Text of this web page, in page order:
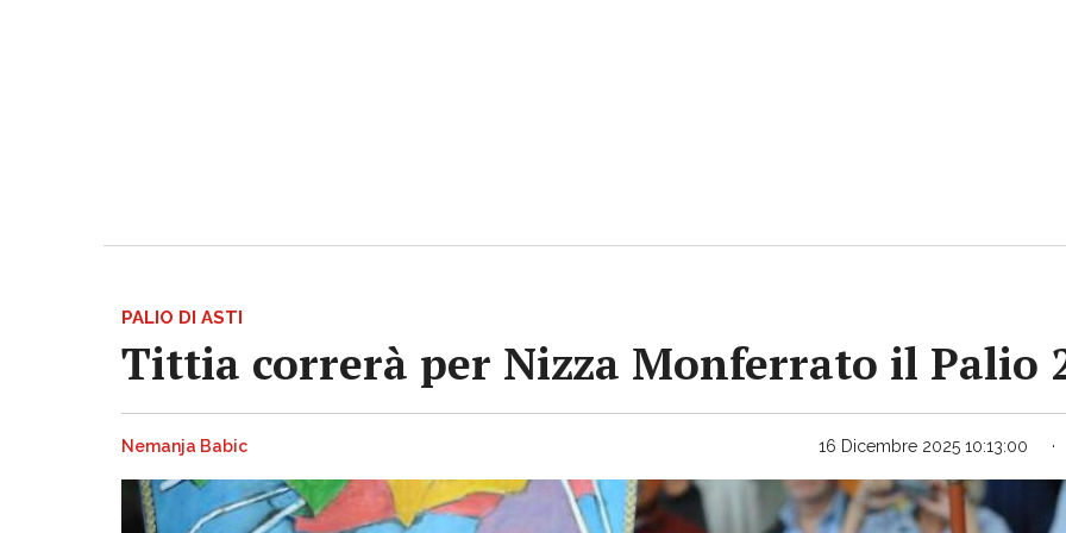
PALIO DI ASTI
Tittia correrà per Nizza Monferrato il Palio
Nemanja Babic 16 Dicembre 2025 10:13:00